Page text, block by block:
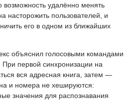
возможность удалённо менять
насторожить пользователей, и
его в одном из ближайших
объяснил голосовыми командами
первой синхронизации на
вся адресная книга, затем —
и номера не хешируются:
значения для распознавания